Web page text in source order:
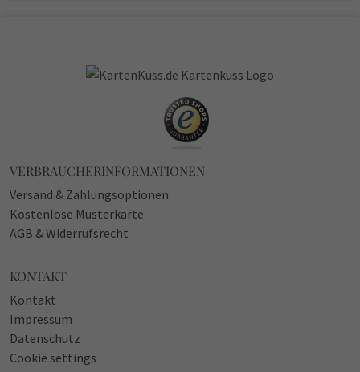
VERBRAUCHERINFORMATIONEN
Versand & Zahlungsoptionen
Kostenlose Musterkarte
AGB & Widerrufsrecht
KONTAKT
Kontakt
Impressum
Datenschutz
Cookie settings